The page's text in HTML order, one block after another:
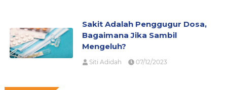
Sakit Adalah Penggugur Dosa,
Bagaimana Jika Sambil
Mengeluh?
Siti Adidah 07/12/2023